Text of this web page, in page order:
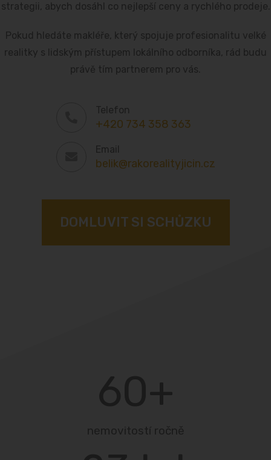
strategii, abych dosáhl co nejlepší ceny a rychlého prodeje.
Pokud hledáte makléře, který spojuje profesionalitu velké
realitky s lidským přístupem lokálního odborníka, rád budu
právě tím partnerem pro vás.
Telefon
+420 734 358 363
Email
belik@rakorealityjicin.cz
DOMLUVIT SI SCHŮZKU